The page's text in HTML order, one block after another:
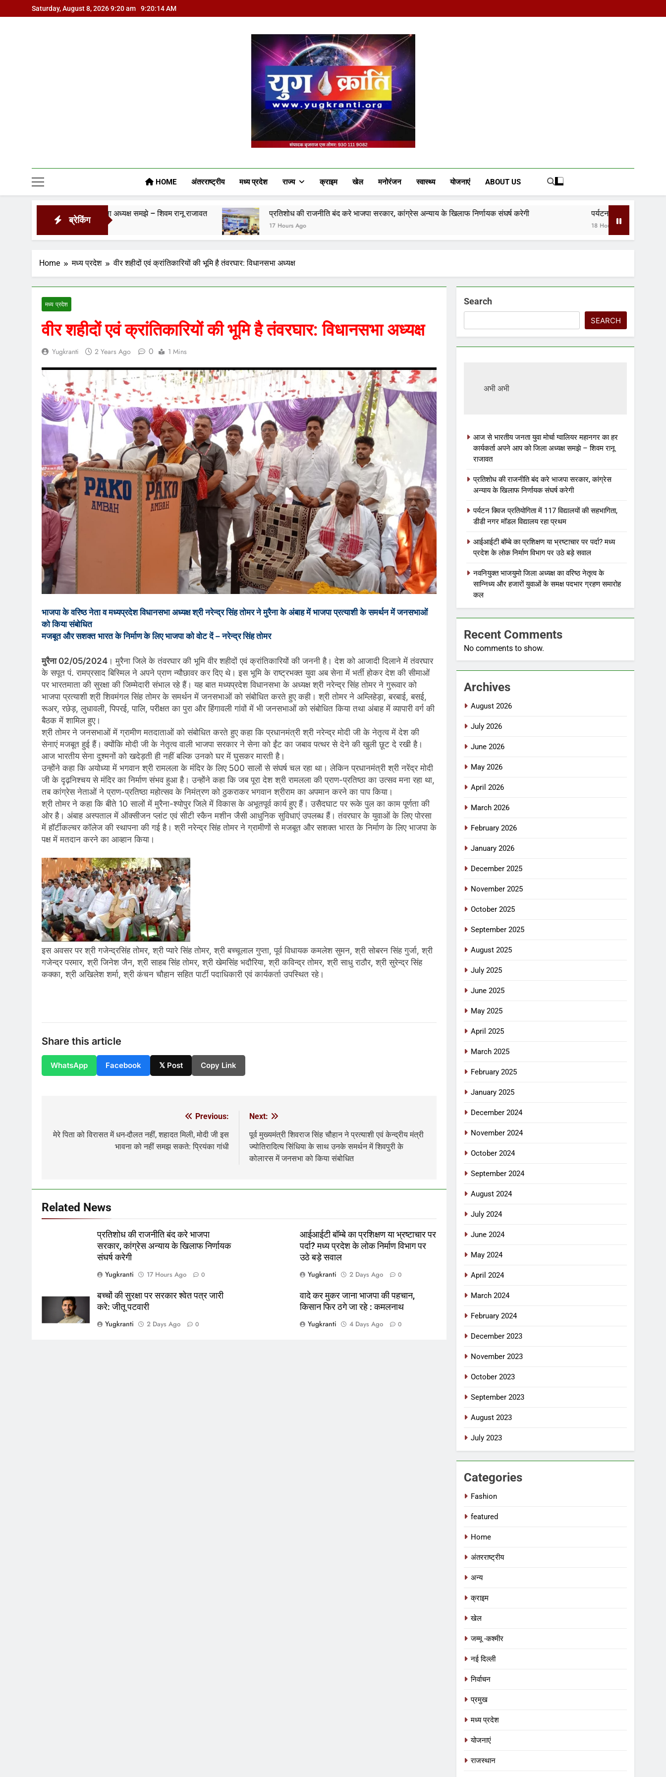
to
Saturday, August 8, 2026 9:20 am 9:20:15 AM
Yug Kranti | Trusted News Portal
HOME अंतरराष्ट्रीय मध्य प्रदेश राज्य क्राइम खेल मनोरंजन स्वास्थ्य योजनाएं ABOUT US
ब्रेकिंग
आप को जिला अध्यक्ष समझे – शिवम रानू राजावत प्रतिशोध की राजनीति बंद करे भाजपा सरकार, कांग्रेस अन्याय के खिलाफ निर्णायक संघर्ष करेगी
17 Hours Ago
पर्यटन क्विज प्रतियोगिता में 117 विद्यालयों की
Home मध्य प्रदेश वीर शहीदों एवं क्रांतिकारियों की भूमि है तंवरघार: विधानसभा अध्यक्ष
मध्य प्रदेश
वीर शहीदों एवं क्रांतिकारियों की भूमि है तंवरघार: विधानसभा अध्यक्ष
Yugkranti 2 Years Ago 0 1 Mins
भाजपा के वरिष्ठ नेता व मध्यप्रदेश विधानसभा अध्यक्ष श्री नरेन्द्र सिंह तोमर ने मुरैना के अंबाह में भाजपा प्रत्याशी के समर्थन में जनसभाओं
को किया संबोधित
मजबूत और सशक्त भारत के निर्माण के लिए भाजपा को वोट दें – नरेन्द्र सिंह तोमर
मुरैना 02/05/2024 । मुरैना जिले के तंवरघार की भूमि वीर शहीदों एवं क्रांतिकारियों की जननी है। देश को आजादी दिलाने में तंवरघार
के सपूत पं. रामप्रसाद बिस्मिल ने अपने प्राण न्यौछावर कर दिए थे। इस भूमि के राष्ट्रभक्त युवा अब सेना में भर्ती होकर देश की सीमाओं
पर भारतमाता की सुरक्षा की जिम्मेदारी संभाल रहे हैं। यह बात मध्यप्रदेश विधानसभा के अध्यक्ष श्री नरेन्द्र सिंह तोमर ने गुरूवार को
भाजपा प्रत्याशी श्री शिवमंगल सिंह तोमर के समर्थन में जनसभाओं को संबोधित करते हुए कही। श्री तोमर ने अम्लिहेड़ा, बरबाई, बसई,
रूअर, रछेड़, लुधावली, पिपरई, पालि, परीक्षत का पुरा और हिंगावली गांवों में भी जनसभाओं को संबोधित किया तथा अंबाह में व्यापारी वर्ग की
बैठक में शामिल हुए।
श्री तोमर ने जनसभाओं में ग्रामीण मतदाताओं को संबोधित करते हुए कहा कि प्रधानमंत्री श्री नरेन्द्र मोदी जी के नेतृत्व में देश की
सेनाएं मजबूत हुई हैं। क्योंकि मोदी जी के नेतृत्व वाली भाजपा सरकार ने सेना को ईंट का जबाव पत्थर से देने की खुली छूट दे रखी है।
आज भारतीय सेना दुश्मनों को खदेड़ती ही नहीं बल्कि उनको घर में घुसकर मारती है।
उन्होंने कहा कि अयोध्या में भगवान श्री रामलला के मंदिर के लिए 500 सालों से संघर्ष चल रहा था। लेकिन प्रधानमंत्री श्री नरेंद्र मोदी
जी के दृढ़निश्चय से मंदिर का निर्माण संभव हुआ है। उन्होंने कहा कि जब पूरा देश श्री रामलला की प्राण-प्रतिष्ठा का उत्सव मना रहा था,
तब कांग्रेस नेताओं ने प्राण-प्रतिष्ठा महोत्सव के निमंत्रण को ठुकराकर भगवान श्रीराम का अपमान करने का पाप किया।
श्री तोमर ने कहा कि बीते 10 सालों में मुरैना-श्योपुर जिले में विकास के अभूतपूर्व कार्य हुए हैं। उसैदघाट पर रूके पुल का काम पूर्णता की
ओर है। अंबाह अस्पताल में ऑक्सीजन प्लांट एवं सीटी स्कैन मशीन जैसी आधुनिक सुविधाएं उपलब्ध हैं। तंवरघार के युवाओं के लिए पोरसा
में हॉर्टीकल्चर कॉलेज की स्थापना की गई है। श्री नरेन्द्र सिंह तोमर ने ग्रामीणों से मजबूत और सशक्त भारत के निर्माण के लिए भाजपा के
पक्ष में मतदान करने का आव्हान किया।
इस अवसर पर श्री गजेन्द्रसिंह तोमर, श्री प्यारे सिंह तोमर, श्री बच्चूलाल गुप्ता, पूर्व विधायक कमलेश सुमन, श्री सोबरन सिंह गुर्जा, श्री
गजेन्द्र परमार, श्री जिनेश जैन, श्री साहब सिंह तोमर, श्री खेमसिंह भदौरिया, श्री कविन्द्र तोमर, श्री साधु राठौर, श्री सुरेन्द्र सिंह
कक्का, श्री अखिलेश शर्मा, श्री कंचन चौहान सहित पार्टी पदाधिकारी एवं कार्यकर्ता उपस्थित रहे।
Share this article
WhatsApp Facebook 𝕏 Post Copy Link
navigation
Previous:
मेरे पिता को विरासत में धन-दौलत नहीं, शहादत मिली, मोदी जी इस
भावना को नहीं समझ सकते: प्रियंका गांधी
Next:
पूर्व मुख्यमंत्री शिवराज सिंह चौहान ने प्रत्याशी एवं केन्द्रीय मंत्री
ज्योतिरादित्य सिंधिया के साथ उनके समर्थन में शिवपुरी के
कोलारस में जनसभा को किया संबोधित
Related News
प्रतिशोध की राजनीति बंद करे भाजपा
सरकार, कांग्रेस अन्याय के खिलाफ निर्णायक
संघर्ष करेगी
Yugkranti
17 Hours Ago 0
आईआईटी बॉम्बे का प्रशिक्षण या भ्रष्टाचार पर
पर्दा? मध्य प्रदेश के लोक निर्माण विभाग पर
उठे बड़े सवाल
Yugkranti
2 Days Ago 0
बच्चों की सुरक्षा पर सरकार श्वेत पत्र जारी
करे: जीतू पटवारी
Yugkranti
2 Days Ago 0
वादे कर मुकर जाना भाजपा की पहचान,
किसान फिर ठगे जा रहे : कमलनाथ
Yugkranti
4 Days Ago 0
Search
SEARCH
अभी अभी
आज से भारतीय जनता युवा मोर्चा ग्वालियर महानगर का हर
कार्यकर्ता अपने आप को जिला अध्यक्ष समझे – शिवम रानू
राजावत
प्रतिशोध की राजनीति बंद करे भाजपा सरकार, कांग्रेस
अन्याय के खिलाफ निर्णायक संघर्ष करेगी
पर्यटन क्विज प्रतियोगिता में 117 विद्यालयों की सहभागिता,
डीडी नगर मॉडल विद्यालय रहा प्रथम
आईआईटी बॉम्बे का प्रशिक्षण या भ्रष्टाचार पर पर्दा? मध्य
प्रदेश के लोक निर्माण विभाग पर उठे बड़े सवाल
नवनियुक्त भाजयुमो जिला अध्यक्ष का वरिष्ठ नेतृत्व के
सान्निध्य और हजारों युवाओं के समक्ष पदभार ग्रहण समारोह
कल
Recent Comments
No comments to show.
Archives
August 2026
July 2026
June 2026
May 2026
April 2026
March 2026
February 2026
January 2026
December 2025
November 2025
October 2025
September 2025
August 2025
July 2025
June 2025
May 2025
April 2025
March 2025
February 2025
January 2025
December 2024
November 2024
October 2024
September 2024
August 2024
July 2024
June 2024
May 2024
April 2024
March 2024
February 2024
December 2023
November 2023
October 2023
September 2023
August 2023
July 2023
Categories
Fashion
featured
Home
अंतरराष्ट्रीय
अन्य
क्राइम
खेल
जम्मू -कश्मीर
नई दिल्ली
निर्वाचन
प्रमुख
मध्य प्रदेश
योजनाएं
राजस्थान